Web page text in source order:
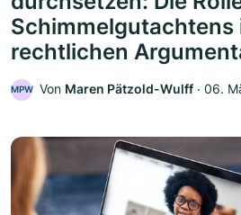
Schimmelgutachtens
rechtlichen
MPW Von Maren Pätzold-Wulff ‧ 06.